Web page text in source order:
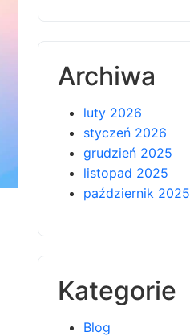
Archiwa
luty 2026
styczeń 2026
grudzień 2025
listopad 2025
październik 2025
Kategorie
Blog